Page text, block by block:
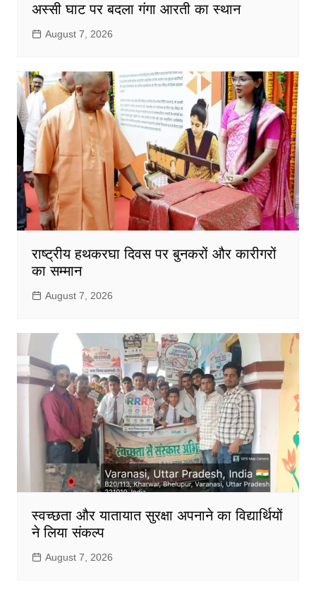
अस्सी घाट पर बदला गंगा आरती का स्थान
August 7, 2026
राष्ट्रीय हथकरघा दिवस पर बुनकरों और कारीगरों
का सम्मान
August 7, 2026
स्वच्छता और यातायात सुरक्षा अपनाने का विद्यार्थियों
ने लिया संकल्प
August 7, 2026